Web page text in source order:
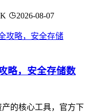
2026-08-07
略，安全存储数
的核心工具，官方下